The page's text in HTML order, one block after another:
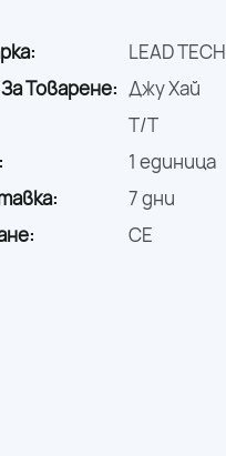
LEAD TECH
Товарене: Джу Хай
T/T
1 единица
7 дни
CE